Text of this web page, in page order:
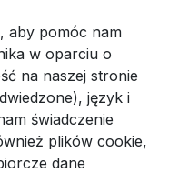
aby pomóc nam
w oparciu o
na naszej stronie
język i
świadczenie
plików cookie,
dane